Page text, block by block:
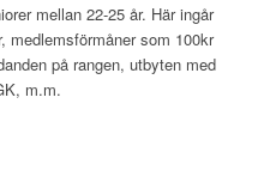
mellan 22-25 år. Här ingår
medlemsförmåner som 100kr
på rangen, utbyten med
m.m.